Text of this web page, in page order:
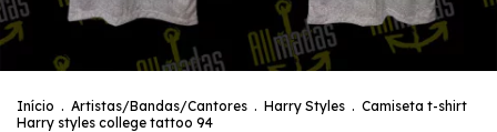
Início . Artistas/Bandas/Cantores . Harry Styles . Camiseta t-shirt
Harry styles college tattoo 94